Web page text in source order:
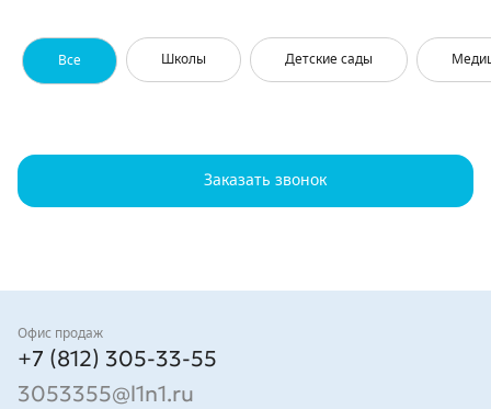
Все Школы Детские сады
Заказать звонок
Контакты
Офис продаж
+7 (812) 305-33-55
3053355@l1n1.ru